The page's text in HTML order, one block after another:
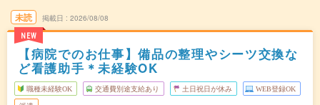
未読
NEW
掲載日 2026/08/08
【病院でのお仕事】備品の整理やシーツ交換な
ど看護助手＊未経験OK
職種未経験OK 交通費別途支給あり 土日祝日が休み WEB登録OK